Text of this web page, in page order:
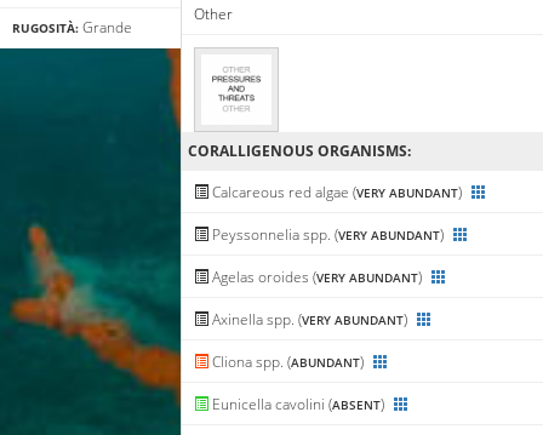
RUGOSITÀ: Grande
Other
CORALLIGENΟUS ORGANISMS:
Calcareous red algae (VERY ABUNDANT)
Peyssonnelia spp. (VERY ABUNDANT)
Agelas oroides (VERY ABUNDANT)
Axinella spp. (VERY ABUNDANT)
Cliona spp. (ABUNDANT)
Eunicella cavolini (ABSENT)